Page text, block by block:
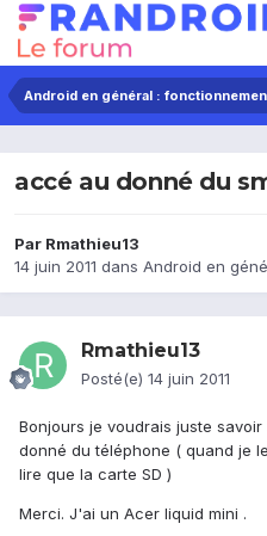
Android en général :
accé au donné du
Par Rmathieu13
14 juin 2011 dans Android en
Rmathieu13
Posté(e) 14 juin 2011
Bonjours je voudrais juste
donné du téléphone ( quand je
lire que la carte SD )
Merci. J'ai un Acer liquid mini .